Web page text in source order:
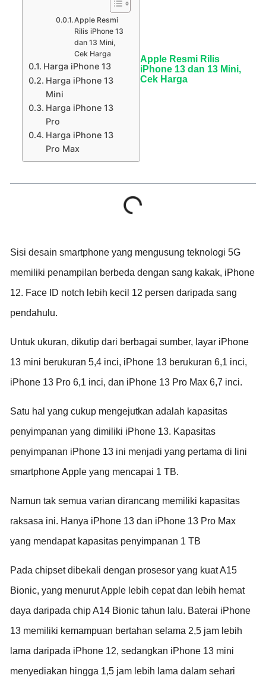
Apple Resmi
Rilis iPhone 13
dan 13 Mini,
Cek Harga
Harga iPhone 13
Harga iPhone 13
Mini
Harga iPhone 13
Pro
Harga iPhone 13
Pro Max
Apple Resmi Rilis
iPhone 13 dan 13 Mini,
Cek Harga
Sisi desain smartphone yang mengusung teknologi 5G
memiliki penampilan berbeda dengan sang kakak, iPhone
12. Face ID notch lebih kecil 12 persen daripada sang
pendahulu.
Untuk ukuran, dikutip dari berbagai sumber, layar iPhone
13 mini berukuran 5,4 inci, iPhone 13 berukuran 6,1 inci,
iPhone 13 Pro 6,1 inci, dan iPhone 13 Pro Max 6,7 inci.
Satu hal yang cukup mengejutkan adalah kapasitas
penyimpanan yang dimiliki iPhone 13. Kapasitas
penyimpanan iPhone 13 ini menjadi yang pertama di lini
smartphone Apple yang mencapai 1 TB.
Namun tak semua varian dirancang memiliki kapasitas
raksasa ini. Hanya iPhone 13 dan iPhone 13 Pro Max
yang mendapat kapasitas penyimpanan 1 TB
Pada chipset dibekali dengan prosesor yang kuat A15
Bionic, yang menurut Apple lebih cepat dan lebih hemat
daya daripada chip A14 Bionic tahun lalu. Baterai iPhone
13 memiliki kemampuan bertahan selama 2,5 jam lebih
lama daripada iPhone 12, sedangkan iPhone 13 mini
menyediakan hingga 1,5 jam lebih lama dalam sehari